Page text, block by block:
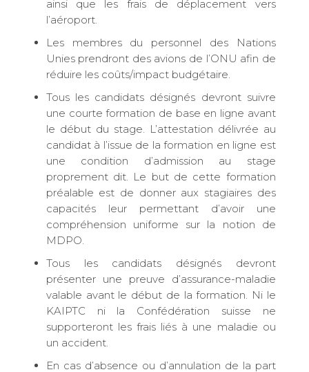
ainsi que les frais de déplacement vers
l’aéroport.
Les membres du personnel des Nations
Unies prendront des avions de l’ONU afin de
réduire les coûts/impact budgétaire.
Tous les candidats désignés devront suivre
une courte formation de base en ligne avant
le début du stage. L’attestation délivrée au
candidat à l’issue de la formation en ligne est
une condition d’admission au stage
proprement dit. Le but de cette formation
préalable est de donner aux stagiaires des
capacités leur permettant d’avoir une
compréhension uniforme sur la notion de
MDPO.
Tous les candidats désignés devront
présenter une preuve d’assurance-maladie
valable avant le début de la formation. Ni le
KAIPTC ni la Confédération suisse ne
supporteront les frais liés à une maladie ou
un accident.
En cas d’absence ou d’annulation de la part